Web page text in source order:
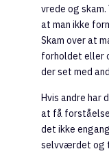
vrede og
at man ikke
Skam over at
forholdet eller
der set med
Hvis andre
at få
det ikke
selvværdet og